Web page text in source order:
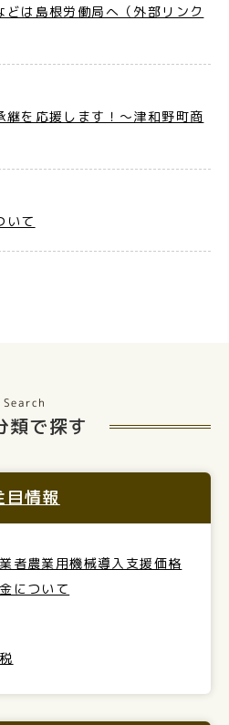
は島根労働局へ（外部リンク
継を応援します！～津和野町商
いて
Search
類で探す
目情報
者農業用機械導入支援価格
について